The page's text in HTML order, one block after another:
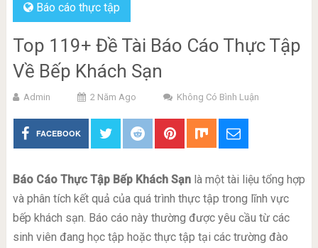
Báo cáo thực tập
Top 119+ Đề Tài Báo Cáo Thực Tập
Về Bếp Khách Sạn
Admin 2 Năm Ago Không Có Bình Luận
FACEBOOK
Báo Cáo Thực Tập Bếp Khách Sạnlà một tài liệu tổng hợp
và phân tích kết quả của quá trình thực tập trong lĩnh vực
bếp khách sạn. Báo cáo này thường được yêu cầu từ các
sinh viên đang học tập hoặc thực tập tại các trường đào